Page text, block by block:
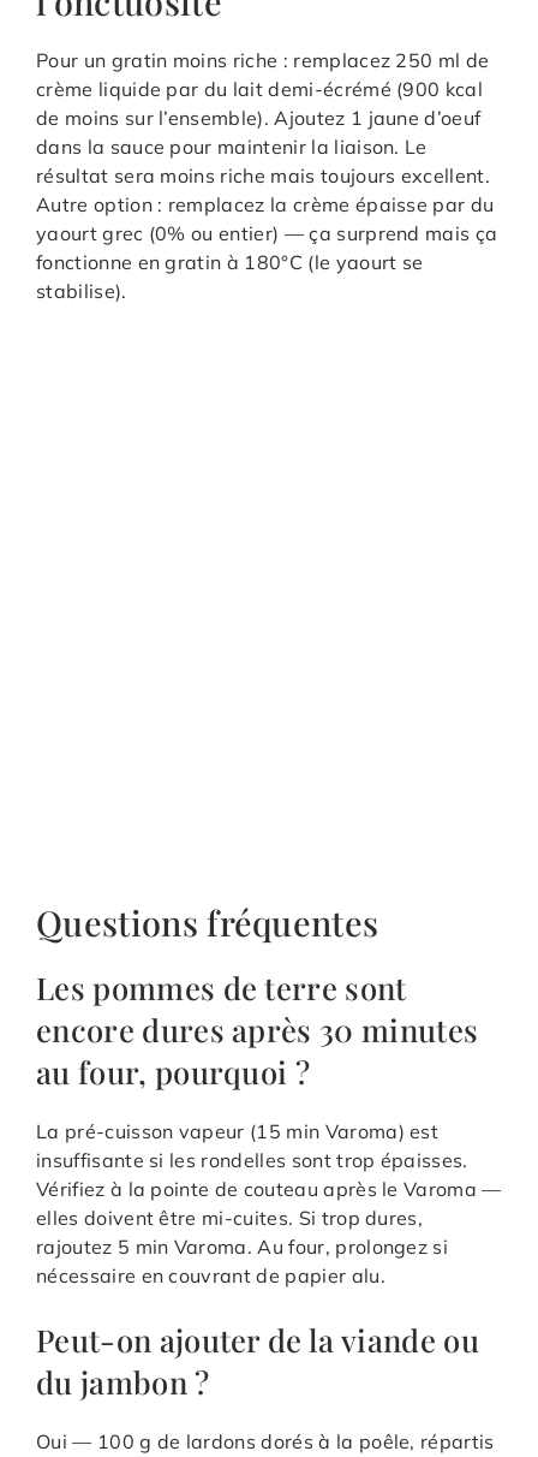
Pour un gratin moins riche : remplacez 250 ml de
crème liquide par du lait demi-écrémé (900 kcal
de moins sur l’ensemble). Ajoutez 1 jaune d’oeuf
dans la sauce pour maintenir la liaison. Le
résultat sera moins riche mais toujours excellent.
Autre option : remplacez la crème épaisse par du
yaourt grec (0% ou entier) — ça surprend mais ça
fonctionne en gratin à 180°C (le yaourt se
stabilise).
Questions fréquentes
Les pommes de terre sont
encore dures après 30 minutes
au four, pourquoi ?
La pré-cuisson vapeur (15 min Varoma) est
insuffisante si les rondelles sont trop épaisses.
Vérifiez à la pointe de couteau après le Varoma —
elles doivent être mi-cuites. Si trop dures,
rajoutez 5 min Varoma. Au four, prolongez si
nécessaire en couvrant de papier alu.
Peut-on ajouter de la viande ou
du jambon ?
Oui — 100 g de lardons dorés à la poêle, répartis